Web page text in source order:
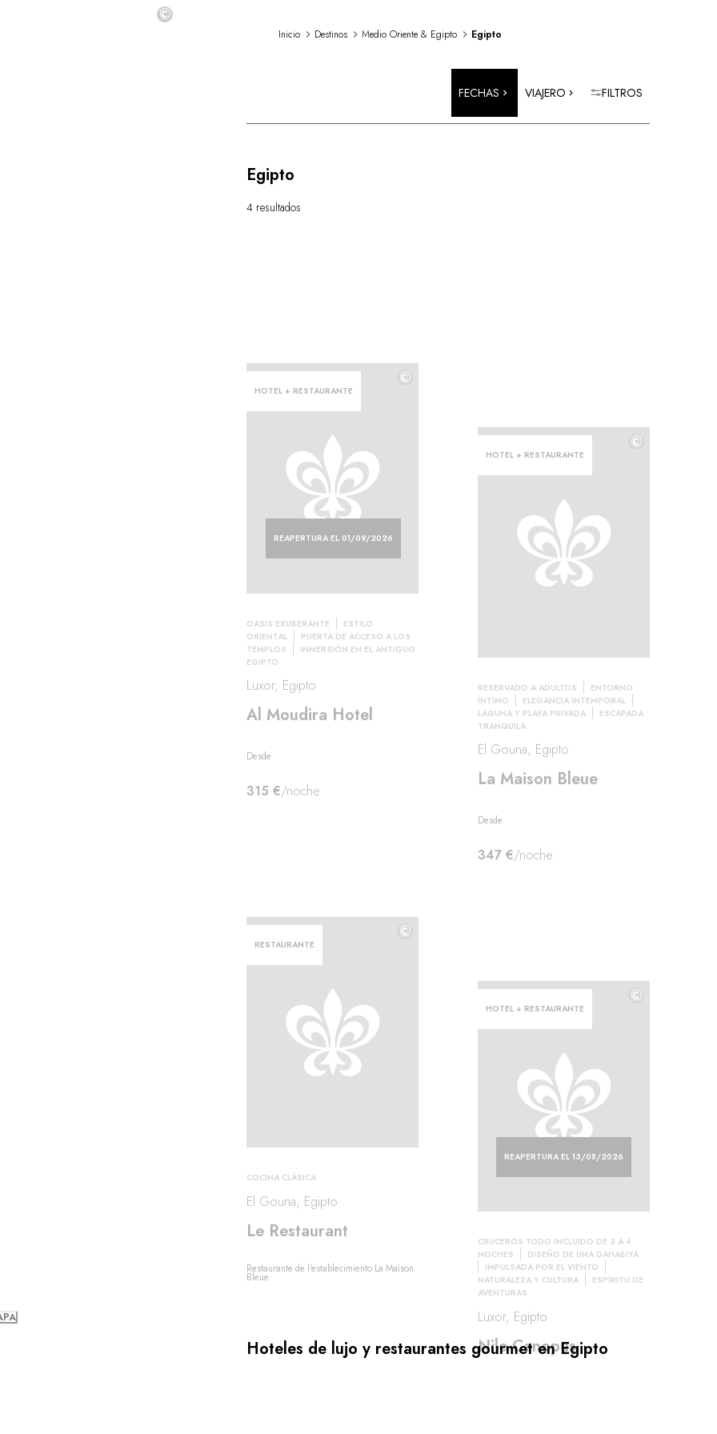
©
Inicio Destinos Medio Oriente & Egipto Egipto
FECHAS VIAJERO FILTROS
Egipto
4 resultados
REAPERTURA EL 01/09/2026
HOTEL + RESTAURANTE
©
OASIS EXUBERANTE
ESTILO
ORIENTAL
PUERTA DE ACCESO A LOS
TEMPLOS
INMERSIÓN EN EL ANTIGUO
EGIPTO
Luxor, Egipto
Al Moudira Hotel
Desde
315 €/noche
HOTEL + RESTAURANTE
©
RESERVADO A ADULTOS
ENTORNO
ÍNTIMO
ELEGANCIA INTEMPORAL
LAGUNA Y PLAYA PRIVADA
ESCAPADA
TRANQUILA
El Gouna, Egipto
La Maison Bleue
Desde
347 €/noche
RESTAURANTE
©
COCINA CLÁSICA
El Gouna, Egipto
Le Restaurant
Restaurante de l'establecimiento La Maison
Bleue
REAPERTURA EL 13/08/2026
HOTEL + RESTAURANTE
©
CRUCEROS TODO INCLUIDO DE 3 A 4
NOCHES
DISEÑO DE UNA DAHABIYA
IMPULSADA POR EL VIENTO
NATURALEZA Y CULTURA
ESPÍRITU DE
AVENTURAS
Luxor, Egipto
Nile Canopus
Hoteles de lujo y restaurantes gourmet en Egipto